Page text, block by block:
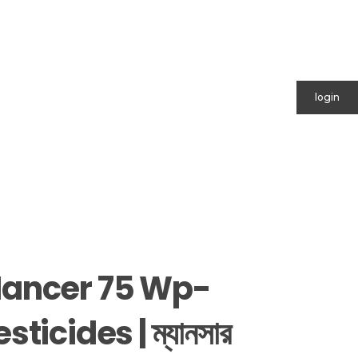
login
75 Wp-
| ম্যানসার